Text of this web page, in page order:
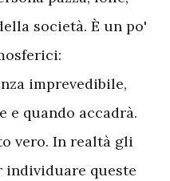
società. È un po'
imprevedibile,
e quando accadrà.
vero. In realtà gli
queste